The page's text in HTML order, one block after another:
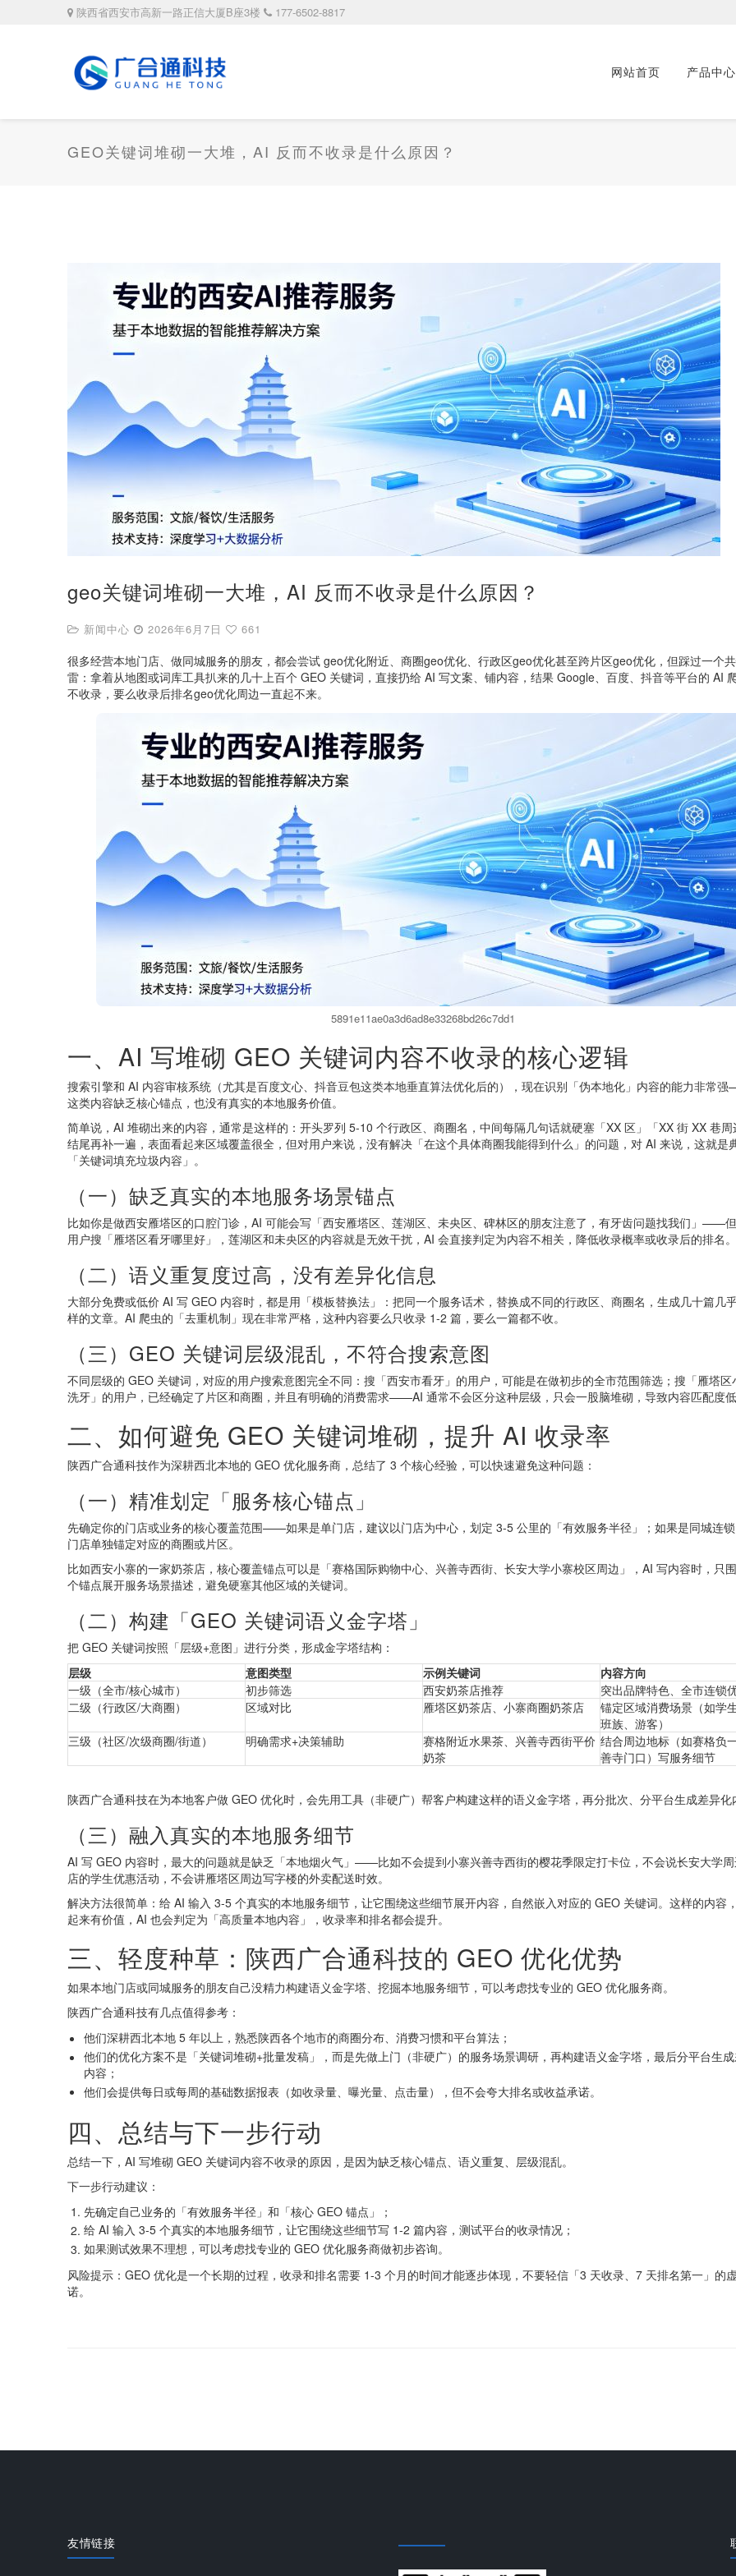
陕西省西安市高新一路正信大厦B座3楼 177-6502-8817
网站首页 产品中心
GEO关键词堆砌一大堆，AI 反而不收录是什么原因？
geo关键词堆砌一大堆，AI 反而不收录是什么原因？
新闻中心 2026年6月7日 661
很多经营本地门店、做同城服务的朋友，都会尝试 geo优化附近、商圈geo优化、行政区geo优化甚至跨片区geo优化，但踩过一个
雷：拿着从地图或词库工具扒来的几十上百个 GEO 关键词，直接扔给 AI 写文案、铺内容，结果 Google、百度、抖音等平台的 AI
不收录，要么收录后排名geo优化周边一直起不来。
5891e11ae0a3d6ad8e33268bd26c7dd1
一、AI 写堆砌 GEO 关键词内容不收录的核心逻辑
搜索引擎和 AI 内容审核系统（尤其是百度文心、抖音豆包这类本地垂直算法优化后的），现在识别「伪本地化」内容的能力非常
这类内容缺乏核心锚点，也没有真实的本地服务价值。
简单说，AI 堆砌出来的内容，通常是这样的：开头罗列 5-10 个行政区、商圈名，中间每隔几句话就硬塞「XX 区」「XX 街 XX 巷
结尾再补一遍，表面看起来区域覆盖很全，但对用户来说，没有解决「在这个具体商圈我能得到什么」的问题，对 AI 来说，这就是
「关键词填充垃圾内容」。
（一）缺乏真实的本地服务场景锚点
比如你是做西安雁塔区的口腔门诊，AI 可能会写「西安雁塔区、莲湖区、未央区、碑林区的朋友注意了，有牙齿问题找我们」——
用户搜「雁塔区看牙哪里好」，莲湖区和未央区的内容就是无效干扰，AI 会直接判定为内容不相关，降低收录概率或收录后的排名。
（二）语义重复度过高，没有差异化信息
大部分免费或低价 AI 写 GEO 内容时，都是用「模板替换法」：把同一个服务话术，替换成不同的行政区、商圈名，生成几十篇几
样的文章。AI 爬虫的「去重机制」现在非常严格，这种内容要么只收录 1-2 篇，要么一篇都不收。
（三）GEO 关键词层级混乱，不符合搜索意图
不同层级的 GEO 关键词，对应的用户搜索意图完全不同：搜「西安市看牙」的用户，可能是在做初步的全市范围筛选；搜「雁塔区
洗牙」的用户，已经确定了片区和商圈，并且有明确的消费需求——AI 通常不会区分这种层级，只会一股脑堆砌，导致内容匹配度
二、如何避免 GEO 关键词堆砌，提升 AI 收录率
陕西广合通科技作为深耕西北本地的 GEO 优化服务商，总结了 3 个核心经验，可以快速避免这种问题：
（一）精准划定「服务核心锚点」
先确定你的门店或业务的核心覆盖范围——如果是单门店，建议以门店为中心，划定 3-5 公里的「有效服务半径」；如果是同城连
门店单独锚定对应的商圈或片区。
比如西安小寨的一家奶茶店，核心覆盖锚点可以是「赛格国际购物中心、兴善寺西街、长安大学小寨校区周边」，AI 写内容时，只
个锚点展开服务场景描述，避免硬塞其他区域的关键词。
（二）构建「GEO 关键词语义金字塔」
把 GEO 关键词按照「层级+意图」进行分类，形成金字塔结构：
层级
意图类型 示例关键词
内容方向
一级（全市/核心城市）
初步筛选 西安奶茶店推荐
突出品牌特色、全市连锁
二级（行政区/大商圈）
区域对比 雁塔区奶茶店、小寨商圈奶茶店
锚定区域消费场景（如学
班族、游客）
三级（社区/次级商圈/街道）
明确需求+决策辅助
赛格附近水果茶、兴善寺西街平价
奶茶
结合周边地标（如赛格负
善寺门口）写服务细节
陕西广合通科技在为本地客户做 GEO 优化时，会先用工具（非硬广）帮客户构建这样的语义金字塔，再分批次、分平台生成差异化
（三）融入真实的本地服务细节
AI 写 GEO 内容时，最大的问题就是缺乏「本地烟火气」——比如不会提到小寨兴善寺西街的樱花季限定打卡位，不会说长安大学
店的学生优惠活动，不会讲雁塔区周边写字楼的外卖配送时效。
解决方法很简单：给 AI 输入 3-5 个真实的本地服务细节，让它围绕这些细节展开内容，自然嵌入对应的 GEO 关键词。这样的内容
起来有价值，AI 也会判定为「高质量本地内容」，收录率和排名都会提升。
三、轻度种草：陕西广合通科技的 GEO 优化优势
如果本地门店或同城服务的朋友自己没精力构建语义金字塔、挖掘本地服务细节，可以考虑找专业的 GEO 优化服务商。
陕西广合通科技有几点值得参考：
他们深耕西北本地 5 年以上，熟悉陕西各个地市的商圈分布、消费习惯和平台算法；
他们的优化方案不是「关键词堆砌+批量发稿」，而是先做上门（非硬广）的服务场景调研，再构建语义金字塔，最后分平台生
内容；
他们会提供每日或每周的基础数据报表（如收录量、曝光量、点击量），但不会夸大排名或收益承诺。
四、总结与下一步行动
总结一下，AI 写堆砌 GEO 关键词内容不收录的原因，是因为缺乏核心锚点、语义重复、层级混乱。
下一步行动建议：
先确定自己业务的「有效服务半径」和「核心 GEO 锚点」；
给 AI 输入 3-5 个真实的本地服务细节，让它围绕这些细节写 1-2 篇内容，测试平台的收录情况；
如果测试效果不理想，可以考虑找专业的 GEO 优化服务商做初步咨询。
风险提示：GEO 优化是一个长期的过程，收录和排名需要 1-3 个月的时间才能逐步体现，不要轻信「3 天收录、7 天排名第一」的
诺。
友情链接